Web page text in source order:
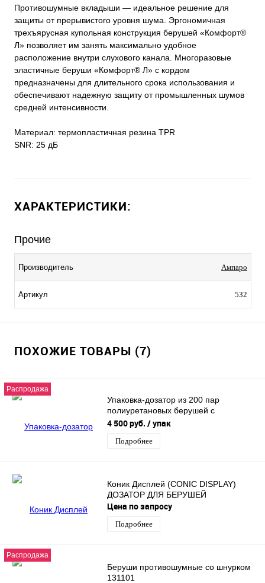
Противошумные вкладыши — идеальное решение для
защиты от прерывистого уровня шума. Эргономичная
трехъярусная купольная конструкция берушей «Комфорт®
Л» позволяет им занять максимально удобное
расположение внутри слухового канала. Многоразовые
эластичные беруши «Комфорт® Л» с кордом
предназначены для длительного срока использования и
обеспечивают надежную защиту от промышленных шумов
средней интенсивности.
Материал: термопластичная резина TPR
SNR: 25 дБ
ХАРАКТЕРИСТИКИ:
Прочие
Производитель Ампаро
Артикул 532
ПОХОЖИЕ ТОВАРЫ (7)
Распродажа
Упаковка-дозатор из 200 пар
полиуретановых берушей с
пластиковым шнурочком
CONICCO200
4 500 руб. / упак
Подробнее
Коник Дисплей (CONIC DISPLAY)
ДОЗАТОР ДЛЯ БЕРУШЕЙ
Цена по запросу
Подробнее
Распродажа
Беруши противошумные со шнурком
131101